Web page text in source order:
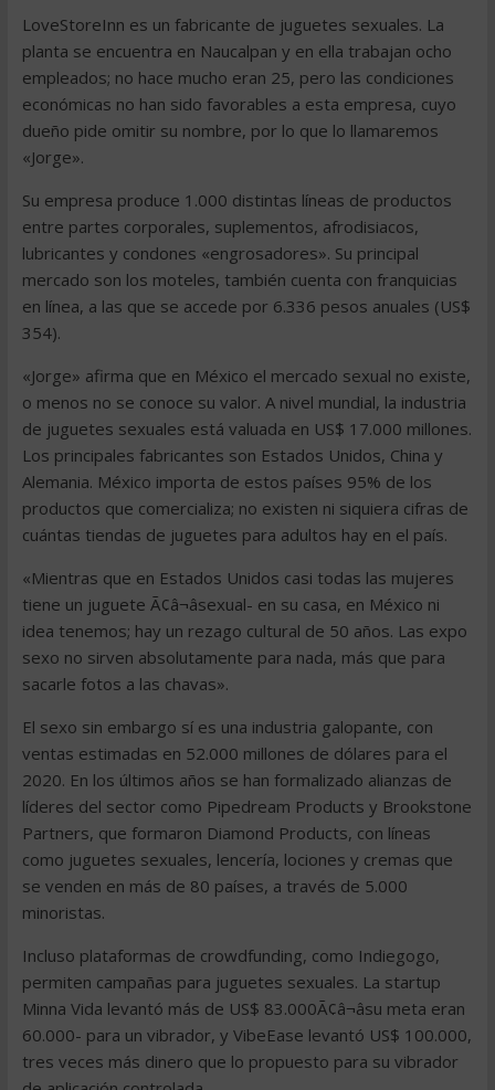
LoveStoreInn es un fabricante de juguetes sexuales. La
planta se encuentra en Naucalpan y en ella trabajan ocho
empleados; no hace mucho eran 25, pero las condiciones
económicas no han sido favorables a esta empresa, cuyo
dueño pide omitir su nombre, por lo que lo llamaremos
«Jorge».
Su empresa produce 1.000 distintas líneas de productos
entre partes corporales, suplementos, afrodisiacos,
lubricantes y condones «engrosadores». Su principal
mercado son los moteles, también cuenta con franquicias
en línea, a las que se accede por 6.336 pesos anuales (US$
354).
«Jorge» afirma que en México el mercado sexual no existe,
o menos no se conoce su valor. A nivel mundial, la industria
de juguetes sexuales está valuada en US$ 17.000 millones.
Los principales fabricantes son Estados Unidos, China y
Alemania. México importa de estos países 95% de los
productos que comercializa; no existen ni siquiera cifras de
cuántas tiendas de juguetes para adultos hay en el país.
«Mientras que en Estados Unidos casi todas las mujeres
tiene un juguete Ã¢â¬âsexual- en su casa, en México ni
idea tenemos; hay un rezago cultural de 50 años. Las expo
sexo no sirven absolutamente para nada, más que para
sacarle fotos a las chavas».
El sexo sin embargo sí es una industria galopante, con
ventas estimadas en 52.000 millones de dólares para el
2020. En los últimos años se han formalizado alianzas de
líderes del sector como Pipedream Products y Brookstone
Partners, que formaron Diamond Products, con líneas
como juguetes sexuales, lencería, lociones y cremas que
se venden en más de 80 países, a través de 5.000
minoristas.
Incluso plataformas de crowdfunding, como Indiegogo,
permiten campañas para juguetes sexuales. La startup
Minna Vida levantó más de US$ 83.000Ã¢â¬âsu meta eran
60.000- para un vibrador, y VibeEase levantó US$ 100.000,
tres veces más dinero que lo propuesto para su vibrador